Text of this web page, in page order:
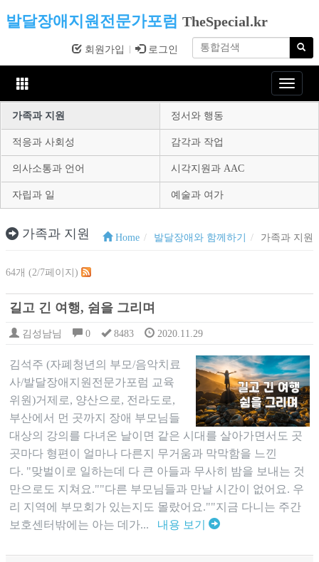
발달장애지원전문가포럼 TheSpecial.kr
회원가입 로그인
Toggle
가족과 지원
정서와 행동
적응과 사회성 감각과 작업
의사소통과 언어 시각지원과 AAC
자립과 일 예술과 여가
가족과 지원 Home 발달장애와 함께하기 가족과 지원
64개 (2/7페이지)
길고 긴 여행, 쉼을 그리며
김성남님 0 8483 2020.11.29
김석주 (자폐청년의 부모/음악치료
사/발달장애지원전문가포럼 교육
위원)​거제로, 양산으로, 전라도로,
부산에서 먼 곳까지 장애 부모님들
대상의 강의를 다녀온 날이면 같은 시대를 살아가면서도 곳
곳마다 형편이 얼마나 다른지 무거움과 막막함을 느낀
다. "맞벌이로 일하는데 다 큰 아들과 무사히 밤을 보내는 것
만으로도 지쳐요.""다른 부모님들과 만날 시간이 없어요. 우
리 지역에 부모회가 있는지도 몰랐어요.""지금 다니는 주간
보호센터밖에는 아는 데가... 내용 보기